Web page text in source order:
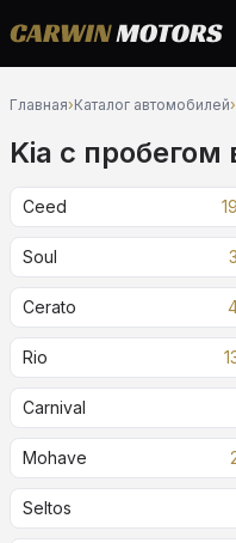
Главная›Каталог автомобилей›
Kia c пробегом
Ceed
Soul
Cerato
Rio
Carnival
Mohave
Seltos